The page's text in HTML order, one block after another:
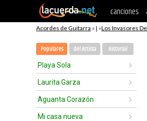
canciones
Acordes de Guitarra » I »Los Invasores
Populares del Artista Historial
Playa Sola
Laurita Garza
Aguanta Corazón
Mi casa nueva